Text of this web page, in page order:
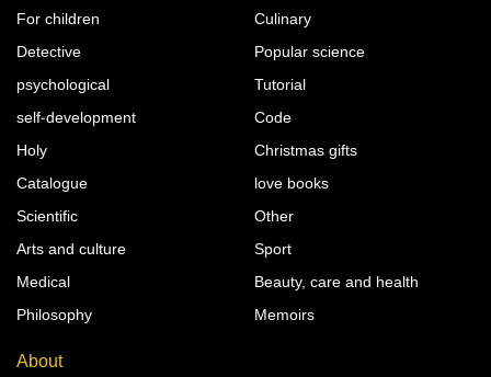
For children
Detective
psychological
self-development
Holy
Catalogue
Scientific
Arts and culture
Medical
Philosophy
Culinary
Popular science
Tutorial
Code
Christmas gifts
love books
Other
Sport
Beauty, care and health
Memoirs
About